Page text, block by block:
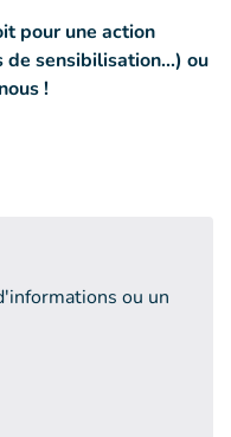
pour une action
sensibilisation...) ou
!
ou un